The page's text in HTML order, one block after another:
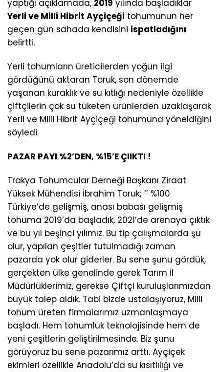
yaptığı açıklamada, 2019 yılında başladıklar
Yerli ve Milli Hibrit Ayçiçeği tohumunun her
geçen gün sahada kendisini ispatladığını
belirtti.
Yerli tohumların üreticilerden yoğun ilgi
gördüğünü aktaran Toruk, son dönemde
yaşanan kuraklık ve su kıtlığı nedeniyle özellikle
çiftçilerin çok su tüketen ürünlerden uzaklaşarak
Yerli ve Milli Hibrit Ayçiçeği tohumuna yöneldiğini
söyledi.
PAZAR PAYI %2’DEN, %15’E ÇIIKTI !
Trakya Tohumcular Derneği Başkanı Ziraat
Yüksek Mühendisi İbrahim Toruk; ‘’ %100
Türkiye’de gelişmiş, anası babası gelişmiş
tohuma 2019’da başladık, 2021’de arenaya çıktık
ve bu yıl beşinci yılımız. Bu tip çalışmalarda şu
olur, yapılan çeşitler tutulmadığı zaman
pazarda yok olur giderler. Bu sene şunu gördük,
gerçekten ülke genelinde gerek Tarım İl
Müdürlüklerimiz, gerekse Çiftçi kuruluşlarımızdan
büyük talep aldık. Tabi bizde ustalaşıyoruz, Milli
tohum üreten firmalarımız uzmanlaşmaya
başladı. Hem tohumluk teknolojisinde hem de
yeni çeşitlerin geliştirilmesinde. Biz şunu
görüyoruz bu sene pazarımız arttı. Ayçiçek
ekimleri özellikle Anadolu’da su kısıtlılığı ve